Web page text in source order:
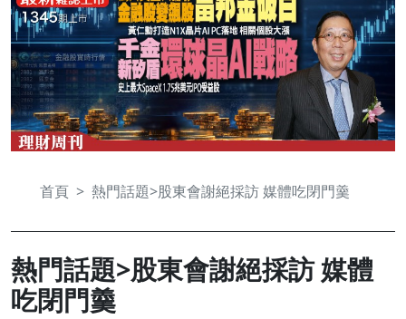
首頁 熱門話題>股東會謝絕採訪 媒體吃閉門羹
熱門話題>股東會謝絕採訪 媒體
吃閉門羹